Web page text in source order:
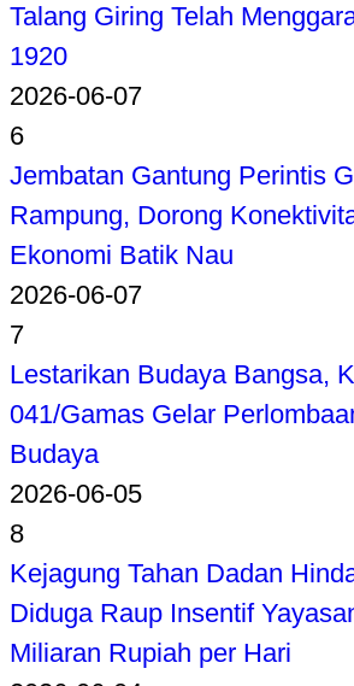
Talang Giring Telah
1920
2026-06-07
6
Jembatan Gantung Perintis
Rampung, Dorong
Ekonomi Batik Nau
2026-06-07
7
Lestarikan Budaya Bangsa,
041/Gamas Gelar
Budaya
2026-06-05
8
Kejagung Tahan Dadan
Diduga Raup Insentif
Miliaran Rupiah per Hari